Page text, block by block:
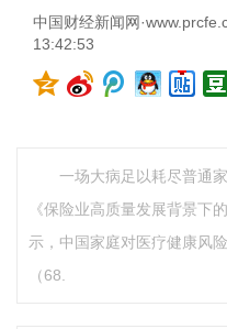
中国财经新闻网
13:42:53
一场大病足以耗尽普通
《保险业高质量发展背景下
示，中国家庭对医疗健康风
（68.